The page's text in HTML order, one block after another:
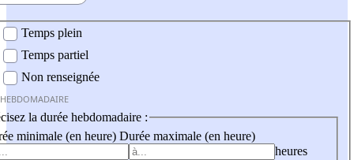
Temps plein
Temps partiel
Non renseignée
la durée hebdomadaire :
minimale (en heure) Durée maximale (en heure)
heures